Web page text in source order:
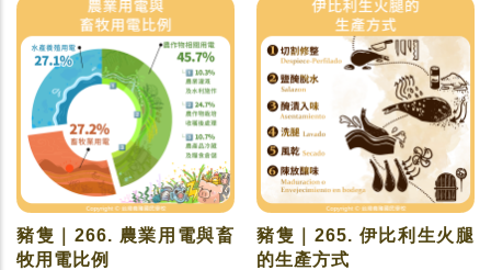
豬隻｜266. 農業用電與畜
牧用電比例
豬隻｜265. 伊比利生火腿
的生產方式